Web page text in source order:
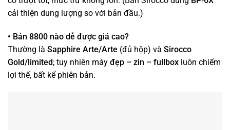
cải thiện dung lượng so với bản đầu.)
• Bản 8800 nào dễ được giá cao?
Thường là Sapphire Arte/Arte (đủ hộp) và Sirocco
Gold/limited; tuy nhiên máy đẹp – zin – fullbox luôn chiếm
lợi thế, bất kể phiên bản.